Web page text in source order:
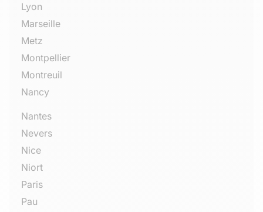
Lyon
Marseille
Metz
Montpellier
Montreuil
Nancy
Nantes
Nevers
Nice
Niort
Paris
Pau